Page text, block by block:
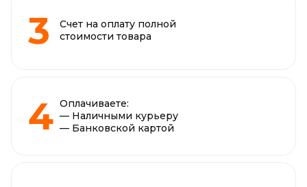
Счет на оплату полной
стоимости товара
Оплачиваете:
— Наличными курьеру
— Банковской картой